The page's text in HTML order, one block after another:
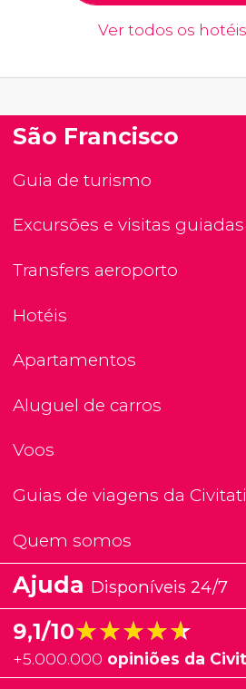
Ver todos os
São Francisco
Guia de turismo
Excursões e visitas guiadas
Transfers aeroporto
Hotéis
Apartamentos
Aluguel de carros
Voos
Guias de viagens da
Quem somos
Ajuda Disponíveis 24/7
9,1/10★★★★★
★★★★★
+5.000.000 opiniões da